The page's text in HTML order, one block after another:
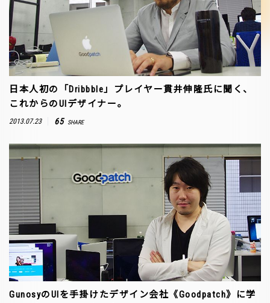
日本人初の「Dribbble」プレイヤー貫井伸隆氏に聞く、
これからのUIデザイナー。
2013.07.23 65 SHARE
GunosyのUIを手掛けたデザイン会社《Goodpatch》に学